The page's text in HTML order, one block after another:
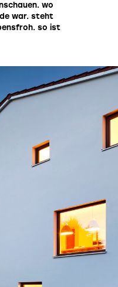
wo
war. steht
so ist